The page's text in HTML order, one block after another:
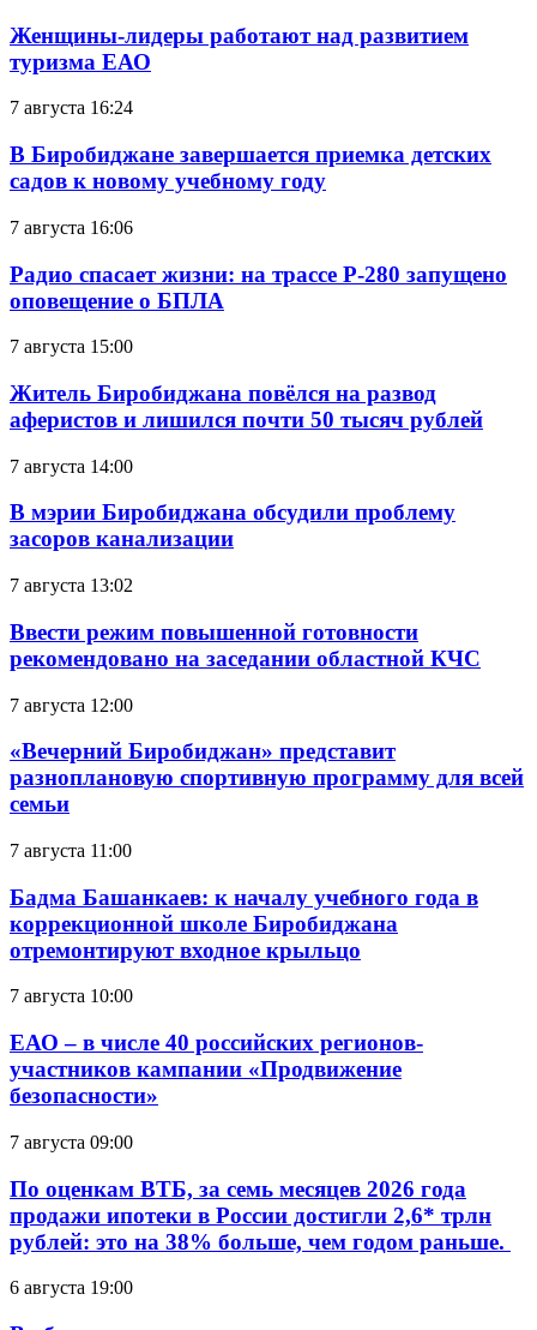
Женщины-лидеры работают над развитием
туризма ЕАО
7 августа 16:24
В Биробиджане завершается приемка детских
садов к новому учебному году
7 августа 16:06
Радио спасает жизни: на трассе Р-280 запущено
оповещение о БПЛА
7 августа 15:00
Житель Биробиджана повёлся на развод
аферистов и лишился почти 50 тысяч рублей
7 августа 14:00
В мэрии Биробиджана обсудили проблему
засоров канализации
7 августа 13:02
Ввести режим повышенной готовности
рекомендовано на заседании областной КЧС
7 августа 12:00
«Вечерний Биробиджан» представит
разноплановую спортивную программу для всей
семьи
7 августа 11:00
Бадма Башанкаев: к началу учебного года в
коррекционной школе Биробиджана
отремонтируют входное крыльцо
7 августа 10:00
ЕАО – в числе 40 российских регионов-
участников кампании «Продвижение
безопасности»
7 августа 09:00
По оценкам ВТБ, за семь месяцев 2026 года
продажи ипотеки в России достигли 2,6* трлн
рублей: это на 38% больше, чем годом раньше.
6 августа 19:00